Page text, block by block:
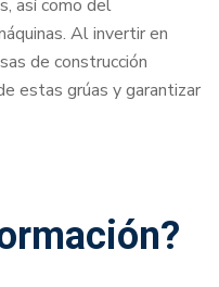
así como del
Al invertir en
de construcción
estas grúas y garantizar